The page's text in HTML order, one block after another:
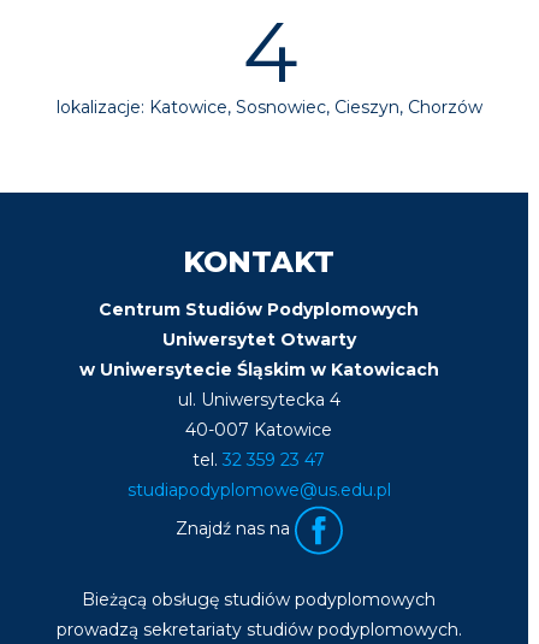
lokalizacje: Katowice, Sosnowiec, Cieszyn, Chorzów
4
KONTAKT
Centrum Studiów Podyplomowych
Uniwersytet Otwarty
w Uniwersytecie Śląskim w Katowicach
ul. Uniwersytecka 4
40-007 Katowice
tel.32 359 23 47
studiapodyplomowe@us.edu.pl
Znajdź nas na
Bieżącą obsługę studiów podyplomowych
prowadzą sekretariaty studiów podyplomowych.